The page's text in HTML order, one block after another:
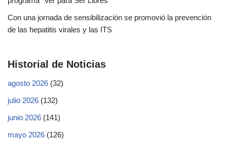
Con una jornada de sensibilización se promovió la prevención
de las hepatitis virales y las ITS
Historial de Noticias
agosto 2026 (32)
julio 2026 (132)
junio 2026 (141)
mayo 2026 (126)